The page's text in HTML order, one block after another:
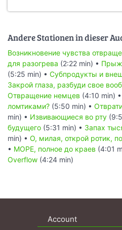
Andere Stationen in dieser
Возникновение чувства
для разогрева (2:22 min) •
(5:25 min) • Субпродукты и
Закрой глаза, разбуди свое
Отвращение немцев (4:10 min) •
ломтиками? (5:50 min) •
min) • Извивающиеся во рту
будущего (5:31 min) • Запах
min) • О, милая, открой ротик,
• МОРЕ, полное до краев (4:01
Overflow (4:24 min)
Account